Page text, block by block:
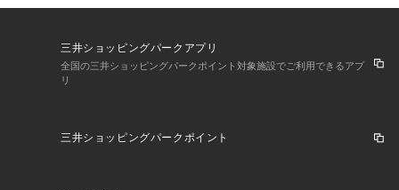
三井ショッピングパークアプリ
全国の三井ショッピングパークポイント対象施設でご利用できるアプ
リ
三井ショッピングパークポイント